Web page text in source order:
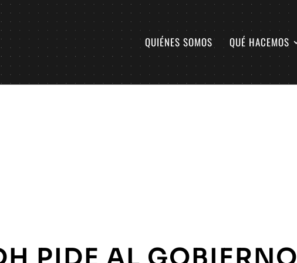
QUIÉNES SOMOS QUÉ HACEMOS